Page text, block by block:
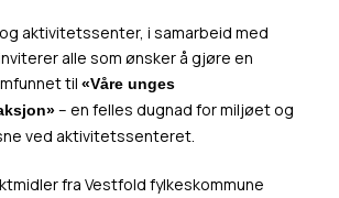
aktivitetssenter, i samarbeid med
alle som ønsker å gjøre en
til «Våre unges
– en felles dugnad for miljøet og
ved aktivitetssenteret.
fra Vestfold fylkeskommune